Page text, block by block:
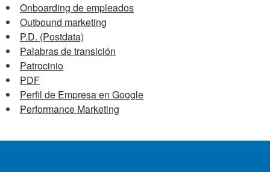
Onboarding de empleados
Outbound marketing
P.D. (Postdata)
Palabras de transición
Patrocinio
PDF
Perfil de Empresa en Google
Performance Marketing